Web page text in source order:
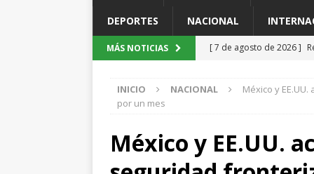
DEPORTES NACIONAL
MÁS NOTICIAS [ 7 de agosto de 2026 ]
[ 7 de agosto de 2026 ]
[ 7 de agosto de 2026 ]
ESTATAL
INICIO NACIONAL
México y
por un mes
México y EE.UU.